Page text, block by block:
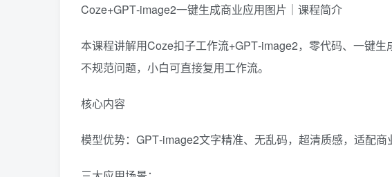
Coze+GPT‑image2一键生成商业应用图片｜课程简介
本课程讲解用Coze扣子工作流+GPT‑image2，零代码、一键
不规范问题，小白可直接复用工作流。
核心内容
模型优势：GPT‑image2文字精准、无乱码，超清质感，适配商